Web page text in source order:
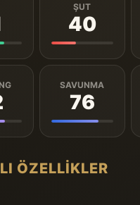
ŞUT
40
SAVUNMA
76
ÖZELLIKLER